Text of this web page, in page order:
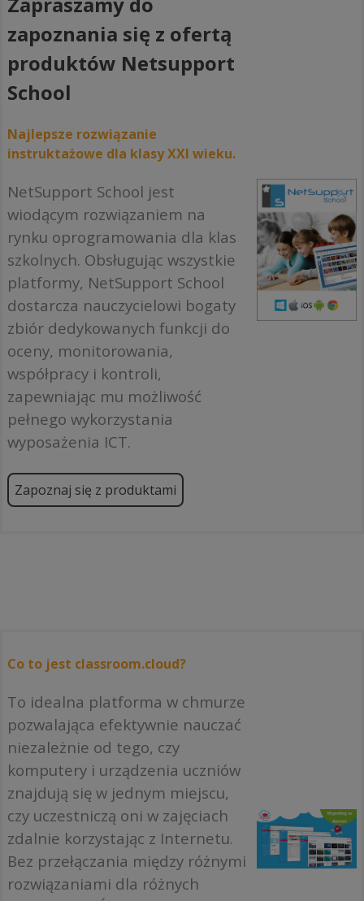
zapoznania się z ofertą
produktów Netsupport
School
Najlepsze rozwiązanie
instruktażowe dla klasy XXI wieku.
NetSupport School jest
wiodącym rozwiązaniem na
rynku oprogramowania dla klas
szkolnych. Obsługując wszystkie
platformy, NetSupport School
dostarcza nauczycielowi bogaty
zbiór dedykowanych funkcji do
oceny, monitorowania,
współpracy i kontroli,
zapewniając mu możliwość
pełnego wykorzystania
wyposażenia ICT.
Zapoznaj się z produktami
Co to jest classroom.cloud?
To idealna platforma w chmurze
pozwalająca efektywnie nauczać
niezależnie od tego, czy
komputery i urządzenia uczniów
znajdują się w jednym miejscu,
czy uczestniczą oni w zajęciach
zdalnie korzystając z Internetu.
Bez przełączania między różnymi
rozwiązaniami dla różnych